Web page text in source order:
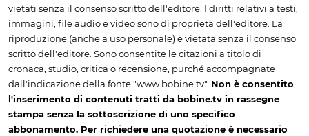
vietati senza il consenso scritto dell'editore. I diritti relativi a testi,
immagini, file audio e video sono di proprietà dell'editore. La
riproduzione (anche a uso personale) è vietata senza il consenso
scritto dell'editore. Sono consentite le citazioni a titolo di
cronaca, studio, critica o recensione, purché accompagnate
dall'indicazione della fonte "www.bobine.tv". Non è consentito
l'inserimento di contenuti tratti da bobine.tv in rassegne
stampa senza la sottoscrizione di uno specifico
abbonamento. Per richiedere una quotazione è necessario